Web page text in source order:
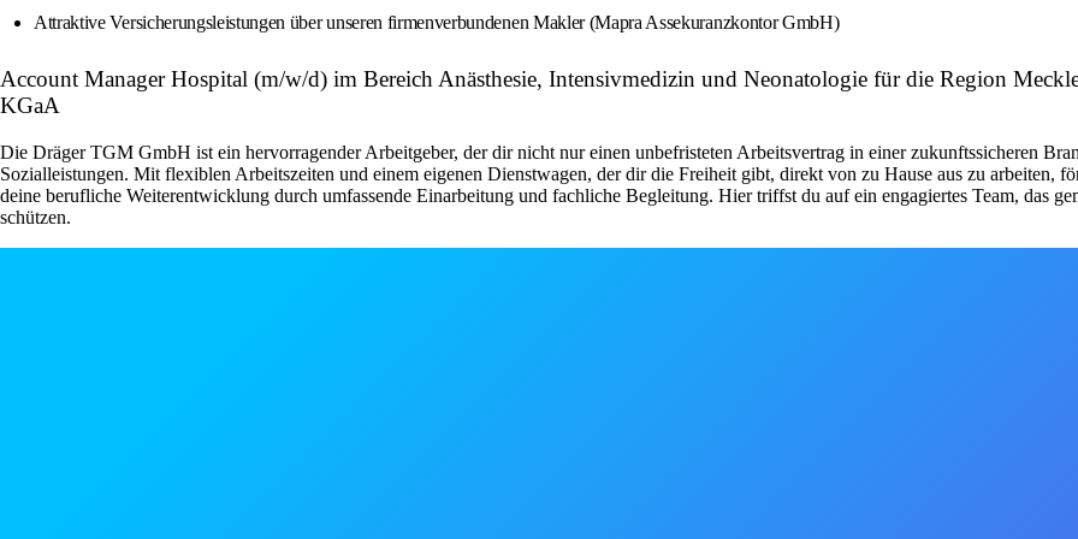
Attraktive Versicherungsleistungen über unseren firmenverbundenen Makler (Mapra Assekuranzkontor GmbH)
Account Manager Hospital (m/w/d) im Bereich Anästhesie, Intensivmedizin und Neonatologie für die Region
KGaA
Die Dräger TGM GmbH ist ein hervorragender Arbeitgeber, der dir nicht nur einen unbefristeten Arbeitsvertrag in einer zukunftssicheren
Sozialleistungen. Mit flexiblen Arbeitszeiten und einem eigenen Dienstwagen, der dir die Freiheit gibt, direkt von zu Hause aus zu arbeiten,
deine berufliche Weiterentwicklung durch umfassende Einarbeitung und fachliche Begleitung. Hier triffst du auf ein engagiertes Team, das
schützen.